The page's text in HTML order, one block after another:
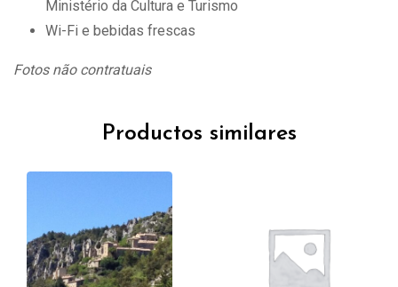
Ministério da Cultura e Turismo
Wi-Fi e bebidas frescas
Fotos não contratuais
Productos similares